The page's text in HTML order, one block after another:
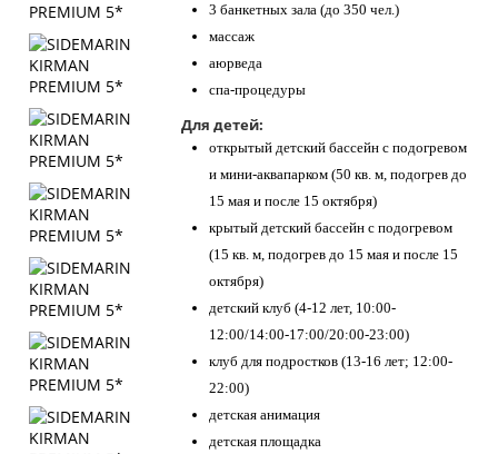
3 банкетных зала (до 350 чел.)
массаж
аюрведа
спа-процедуры
Для детей:
открытый детский бассейн с подогревом
и мини-аквапарком (50 кв. м, подогрев до
15 мая и после 15 октября)
крытый детский бассейн с подогревом
(15 кв. м, подогрев до 15 мая и после 15
октября)
детский клуб (4-12 лет, 10:00-
12:00/14:00-17:00/20:00-23:00)
клуб для подростков (13-16 лет; 12:00-
22:00)
детская анимация
детская площадка